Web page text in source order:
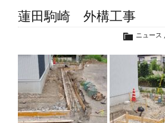
蓮田駒崎 外構工事
ニュース